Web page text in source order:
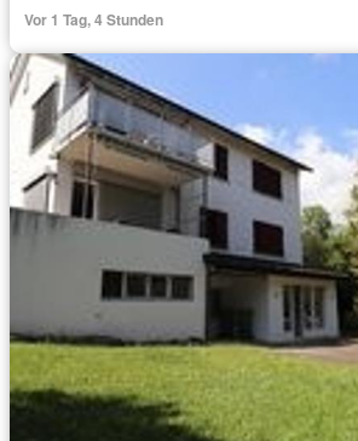
Vor 1 Tag, 4 Stunden